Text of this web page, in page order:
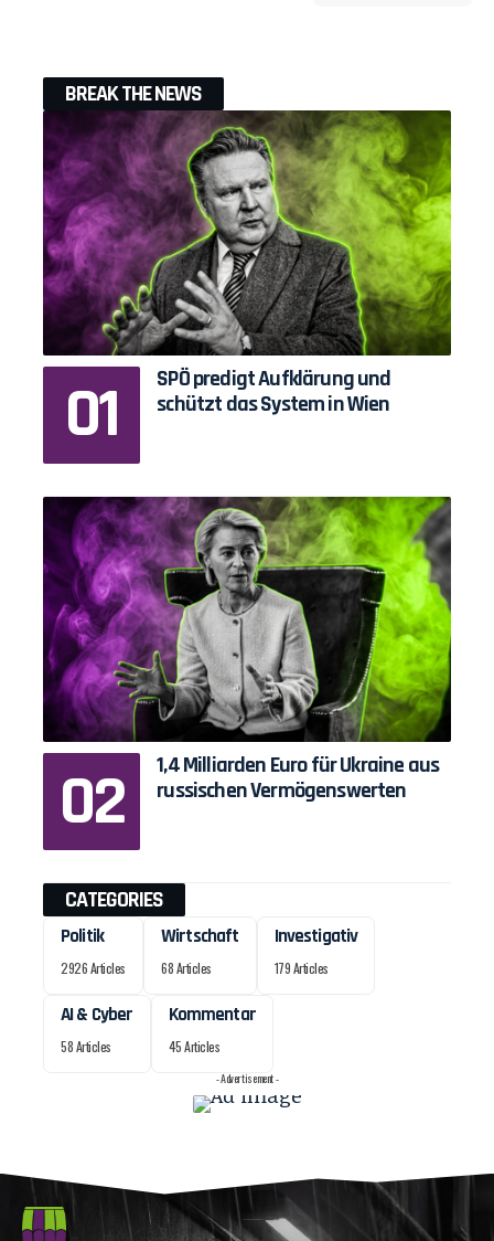
BREAK THE NEWS
SPÖ predigt Aufklärung und
schützt das System in Wien
1,4 Milliarden Euro für Ukraine aus
russischen Vermögenswerten
CATEGORIES
Politik
2926 Articles
Wirtschaft
68 Articles
Investigativ
179 Articles
AI & Cyber
58 Articles
Kommentar
45 Articles
- Advertisement -